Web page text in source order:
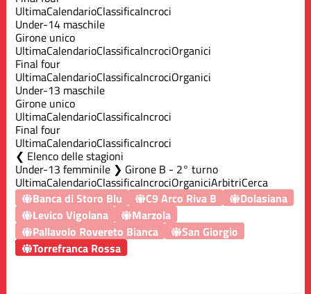
UltimaCalendarioClassificaIncroci
Under-14 maschile
Girone unico
UltimaCalendarioClassificaIncrociOrganici
Final four
UltimaCalendarioClassificaIncrociOrganici
Under-13 maschile
Girone unico
UltimaCalendarioClassificaIncroci
Final four
UltimaCalendarioClassificaIncroci
Elenco delle stagioni
Under-13 femminile ❯ Girone B - 2° turno
UltimaCalendarioClassificaIncrociOrganiciArbitriCerca
Banca di Storo Blu
C9 Arco Riva B
Dolasiana
Levico Vigolana
Marzola
Pallavolo Rovereto Bianca
San Giorgio
Torrefranca Rossa